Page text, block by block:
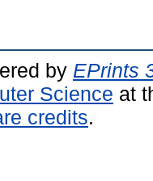
by EPrints
Science at
credits.